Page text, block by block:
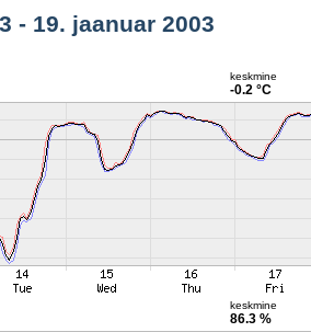
- 19. jaanuar 2003
keskmine
-0.2 °C
keskmine
86.3 %